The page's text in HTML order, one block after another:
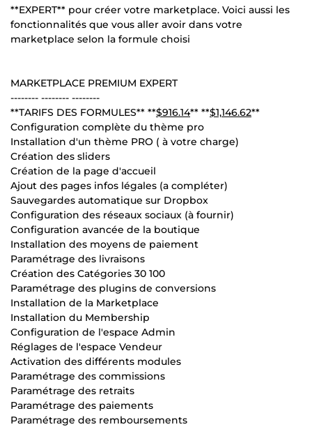
**EXPERT** pour créer votre marketplace. Voici aussi les
fonctionnalités que vous aller avoir dans votre
marketplace selon la formule choisi
MARKETPLACE PREMIUM EXPERT
-------- -------- --------
**TARIFS DES FORMULES** **$916.14** **$1,146.62**
Configuration complète du thème pro
Installation d'un thème PRO ( à votre charge)
Création des sliders
Création de la page d'accueil
Ajout des pages infos légales (a compléter)
Sauvegardes automatique sur Dropbox
Configuration des réseaux sociaux (à fournir)
Configuration avancée de la boutique
Installation des moyens de paiement
Paramétrage des livraisons
Création des Catégories 30 100
Paramétrage des plugins de conversions
Installation de la Marketplace
Installation du Membership
Configuration de l'espace Admin
Réglages de l'espace Vendeur
Activation des différents modules
Paramétrage des commissions
Paramétrage des retraits
Paramétrage des paiements
Paramétrage des remboursements